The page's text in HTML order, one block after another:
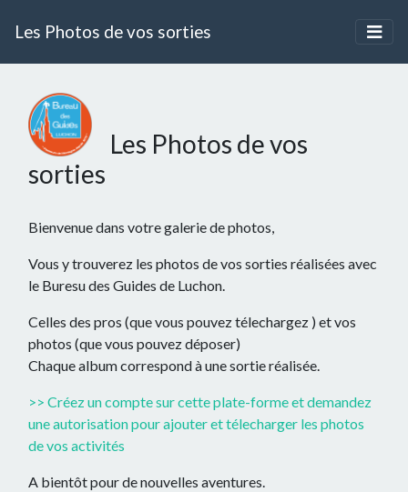
Les Photos de vos sorties
Les Photos de vos
sorties
Bienvenue dans votre galerie de photos,
Vous y trouverez les photos de vos sorties réalisées avec
le Buresu des Guides de Luchon.
Celles des pros (que vous pouvez télechargez ) et vos
photos (que vous pouvez déposer)
Chaque album correspond à une sortie réalisée.
>> Créez un compte sur cette plate-forme et demandez
une autorisation pour ajouter et télecharger les photos
de vos activités
A bientôt pour de nouvelles aventures.